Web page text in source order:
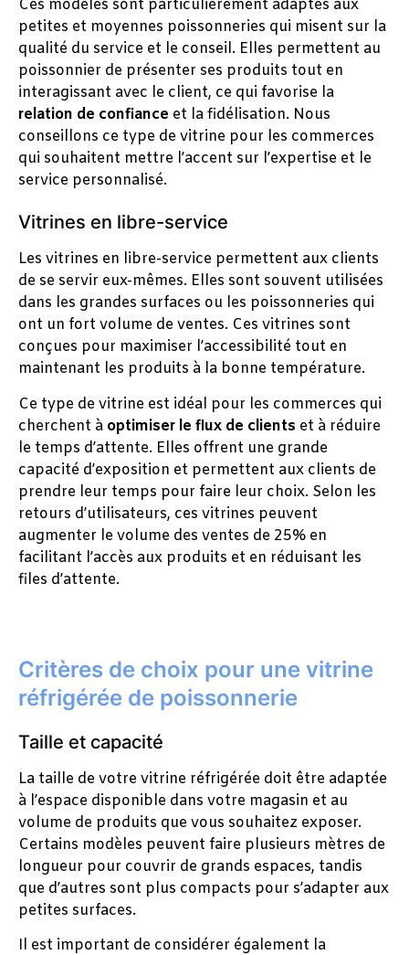
Ces modèles sont particulièrement adaptés aux
petites et moyennes poissonneries qui misent sur la
qualité du service et le conseil. Elles permettent au
poissonnier de présenter ses produits tout en
interagissant avec le client, ce qui favorise la
relation de confiance et la fidélisation. Nous
conseillons ce type de vitrine pour les commerces
qui souhaitent mettre l’accent sur l’expertise et le
service personnalisé.
Vitrines en libre-service
Les vitrines en libre-service permettent aux clients
de se servir eux-mêmes. Elles sont souvent utilisées
dans les grandes surfaces ou les poissonneries qui
ont un fort volume de ventes. Ces vitrines sont
conçues pour maximiser l’accessibilité tout en
maintenant les produits à la bonne température.
Ce type de vitrine est idéal pour les commerces qui
cherchent à optimiser le flux de clients et à réduire
le temps d’attente. Elles offrent une grande
capacité d’exposition et permettent aux clients de
prendre leur temps pour faire leur choix. Selon les
retours d’utilisateurs, ces vitrines peuvent
augmenter le volume des ventes de 25% en
facilitant l’accès aux produits et en réduisant les
files d’attente.
Critères de choix pour une vitrine
réfrigérée de poissonnerie
Taille et capacité
La taille de votre vitrine réfrigérée doit être adaptée
à l’espace disponible dans votre magasin et au
volume de produits que vous souhaitez exposer.
Certains modèles peuvent faire plusieurs mètres de
longueur pour couvrir de grands espaces, tandis
que d’autres sont plus compacts pour s’adapter aux
petites surfaces.
Il est important de considérer également la